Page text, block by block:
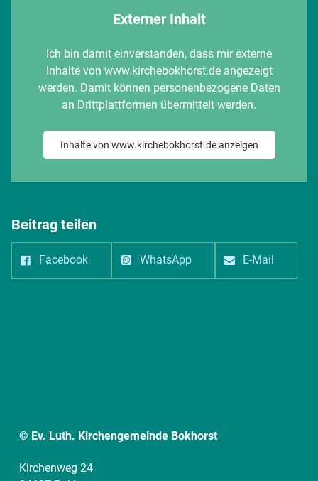
Externer Inhalt
Ich bin damit einverstanden, dass mir externe
Inhalte von www.kirchebokhorst.de angezeigt
werden. Damit können personenbezogene Daten
an Drittplattformen übermittelt werden.
Inhalte von www.kirchebokhorst.de anzeigen
Beitrag teilen
Facebook WhatsApp E-Mail
© Ev. Luth. Kirchengemeinde Bokhorst
Kirchenweg 24